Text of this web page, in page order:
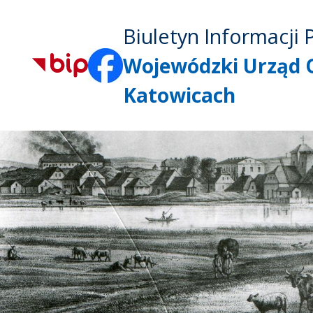
Biuletyn Informacji
Wojewódzki Urząd
Katowicach